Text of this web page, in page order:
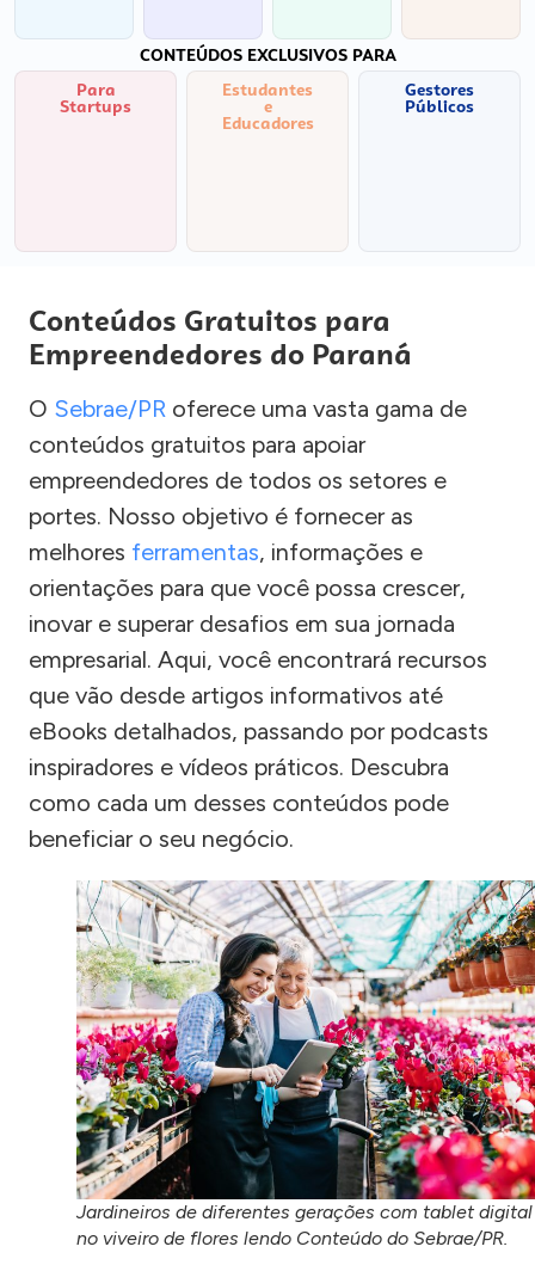
CONTEÚDOS EXCLUSIVOS PARA
Para
Startups
Estudantes
e
Educadores
Gestores
Públicos
Conteúdos Gratuitos para
Empreendedores do Paraná
O Sebrae/PR oferece uma vasta gama de
conteúdos gratuitos para apoiar
empreendedores de todos os setores e
portes. Nosso objetivo é fornecer as
melhores ferramentas, informações e
orientações para que você possa crescer,
inovar e superar desafios em sua jornada
empresarial. Aqui, você encontrará recursos
que vão desde artigos informativos até
eBooks detalhados, passando por podcasts
inspiradores e vídeos práticos. Descubra
como cada um desses conteúdos pode
beneficiar o seu negócio.
Jardineiros de diferentes gerações com tablet digital
no viveiro de flores lendo Conteúdo do Sebrae/PR.